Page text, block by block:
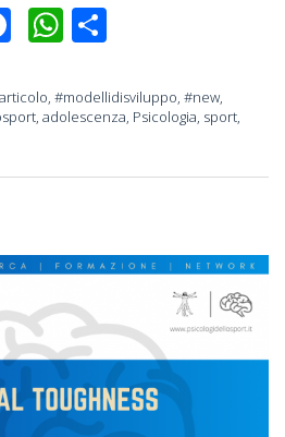
Facebook
WhatsApp
, #modellidisviluppo, #new,
, adolescenza, Psicologia, sport,